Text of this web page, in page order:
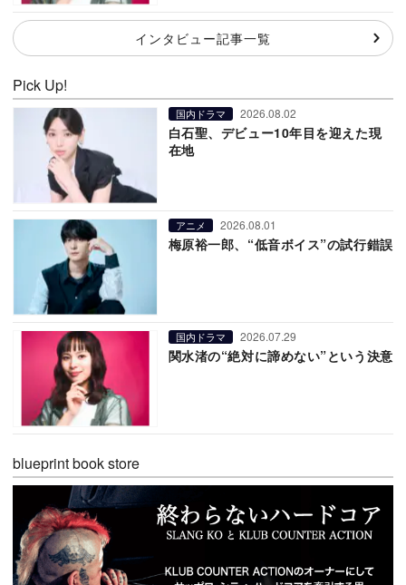
インタビュー記事一覧
Pick Up!
国内ドラマ 2026.08.02
白石聖、デビュー10年目を迎えた現
在地
アニメ 2026.08.01
梅原裕一郎、“低音ボイス”の試行錯誤
国内ドラマ 2026.07.29
関水渚の“絶対に諦めない”という決意
blueprint book store